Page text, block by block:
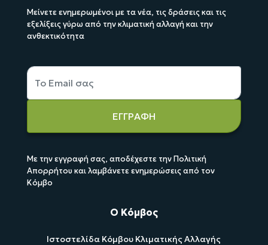
Μείνετε ενημερωμένοι με τα νέα, τις δράσεις και τις
εξελίξεις γύρω από την κλιματική αλλαγή και την
ανθεκτικότητα
ΕΓΓΡΑΦΗ
Με την εγγραφή σας, αποδέχεστε την Πολιτική
Απορρήτου και λαμβάνετε ενημερώσεις από τον
Κόμβο
Ο Κόμβος
Ιστοστελίδα Κόμβου Κλιματικής Αλλαγής